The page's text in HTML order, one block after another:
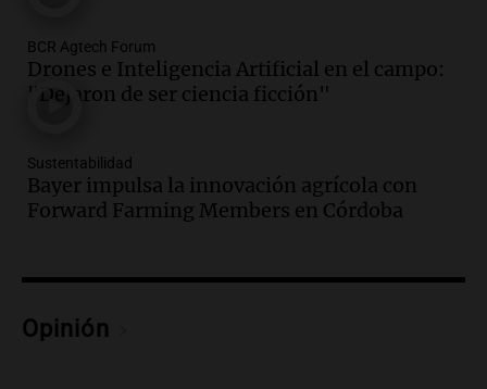
Episodios
Audio.El abuelo de Agostina Vega, tras
Una mañana para todos
Episodios
Audio.Una nutricionista derribó el mito
conviene priorizar
Episodios
BCR Agtech Forum
Drones e Inteligencia Artificial en el campo:
"Dejaron de ser ciencia ficción"
Sustentabilidad
Bayer impulsa la innovación agrícola con
Forward Farming Members en Córdoba
Opinión